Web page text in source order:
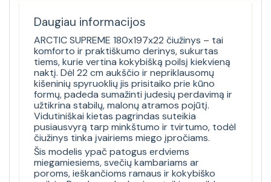
Daugiau informacijos
ARCTIC SUPREME 180x197x22 čiužinys – tai
komforto ir praktiškumo derinys, sukurtas
tiems, kurie vertina kokybišką poilsį kiekvieną
naktį. Dėl 22 cm aukščio ir nepriklausomų
kišeninių spyruoklių jis prisitaiko prie kūno
formų, padeda sumažinti judesių perdavimą ir
užtikrina stabilų, malonų atramos pojūtį.
Vidutiniškai kietas pagrindas suteikia
pusiausvyrą tarp minkštumo ir tvirtumo, todėl
čiužinys tinka įvairiems miego įpročiams.
Šis modelis ypač patogus erdviems
miegamiesiems, svečių kambariams ar
poroms, ieškančioms ramaus ir kokybiško